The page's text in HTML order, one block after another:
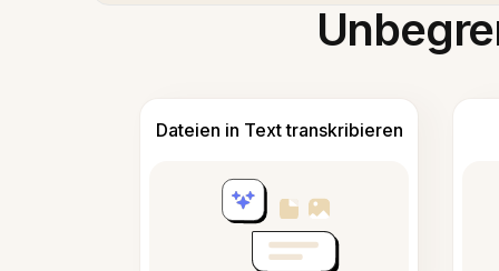
Dateien in Text transkribieren